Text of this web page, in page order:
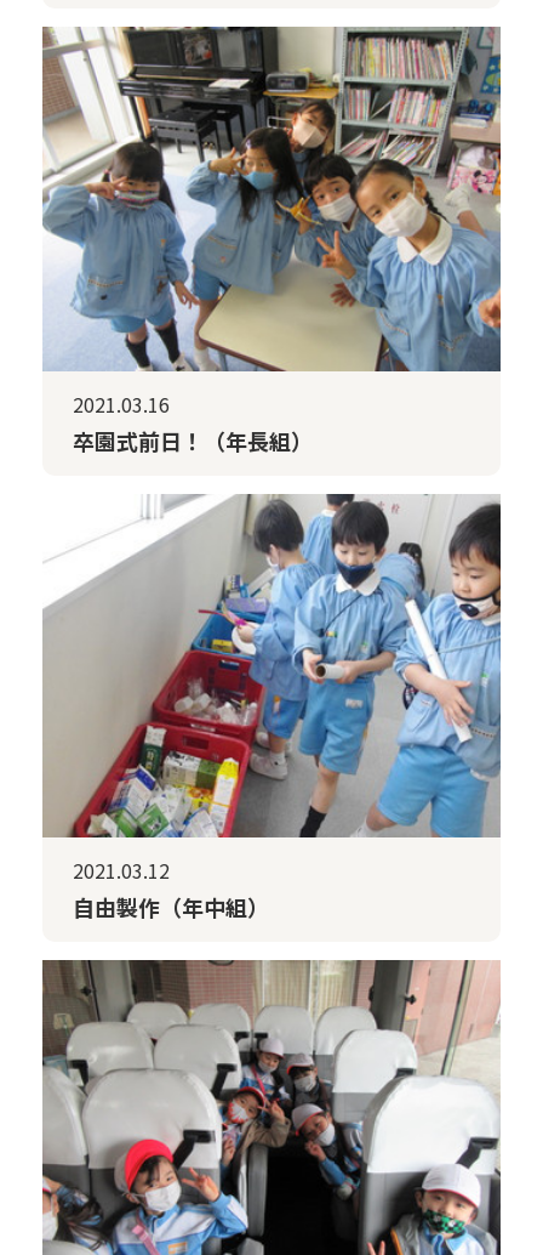
2021.03.16
卒園式前日！（年長組）
2021.03.12
自由製作（年中組）